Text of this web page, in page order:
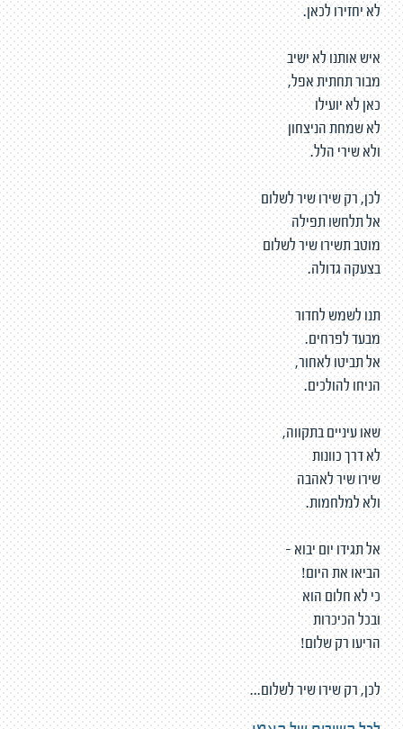
לא יחזירו לכאן.
איש אותנו לא ישיב
מבור תחתית אפל,
כאן לא יועילו
לא שמחת הניצחון
ולא שירי הלל.
לכן, רק שירו שיר לשלום
אל תלחשו תפילה
מוטב תשירו שיר לשלום
בצעקה גדולה.
תנו לשמש לחדור
מבעד לפרחים.
אל תביטו לאחור,
הניחו להולכים.
שאו עיניים בתקווה,
לא דרך כוונות
שירו שיר לאהבה
ולא למלחמות.
אל תגידו יום יבוא -
הביאו את היום!
כי לא חלום הוא
ובכל הכיכרות
הריעו רק שלום!
לכן, רק שירו שיר לשלום...